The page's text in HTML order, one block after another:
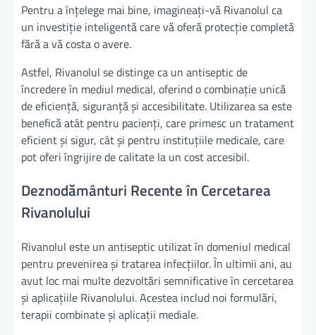
Pentru a înțelege mai bine, imagineați-vă Rivanolul ca
un investiție inteligentă care vă oferă protecție completă
fără a vă costa o avere.
Astfel, Rivanolul se distinge ca un antiseptic de
încredere în mediul medical, oferind o combinație unică
de eficiență, siguranță și accesibilitate. Utilizarea sa este
benefică atât pentru pacienți, care primesc un tratament
eficient și sigur, cât și pentru instituțiile medicale, care
pot oferi îngrijire de calitate la un cost accesibil.
Deznodământuri Recente în Cercetarea
Rivanolului
Rivanolul este un antiseptic utilizat în domeniul medical
pentru prevenirea și tratarea infecțiilor. În ultimii ani, au
avut loc mai multe dezvoltări semnificative în cercetarea
și aplicațiile Rivanolului. Acestea includ noi formulări,
terapii combinate și aplicații mediale.